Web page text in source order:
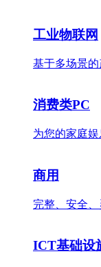
工业物联网
基于多场景
消费类PC
为您的家庭
商用
完整、安全
ICT基础设